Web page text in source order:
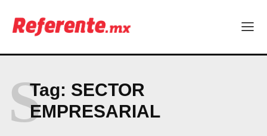
Tag: SECTOR
EMPRESARIAL
S